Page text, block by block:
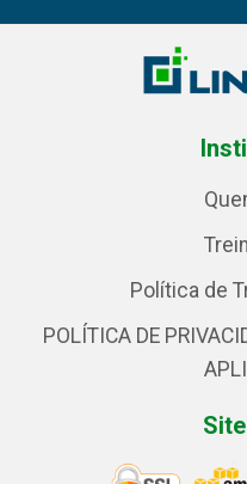
Política de
POLÍTICA DE